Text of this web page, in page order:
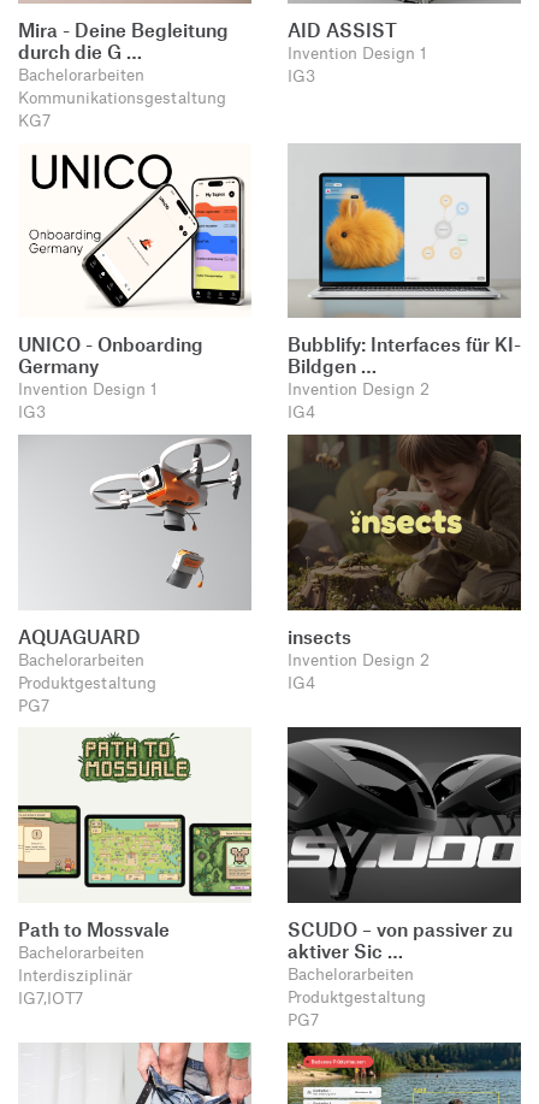
Mira - Deine Begleitung
durch die G …
Bachelorarbeiten
Kommunikationsgestaltung
KG7
AID ASSIST
Invention Design 1
IG3
UNICO - Onboarding
Germany
Invention Design 1
IG3
Bubblify: Interfaces für KI-
Bildgen …
Invention Design 2
IG4
AQUAGUARD
Bachelorarbeiten
Produktgestaltung
PG7
insects
Invention Design 2
IG4
Path to Mossvale
Bachelorarbeiten
Interdisziplinär
IG7,IOT7
SCUDO – von passiver zu
aktiver Sic …
Bachelorarbeiten
Produktgestaltung
PG7